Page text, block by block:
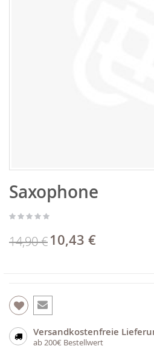
Anfang
der
springen
Saxophone
14,90 € Sonderpreis
10,43 €
Versandkostenfreie
ab 200€ Bestellwert